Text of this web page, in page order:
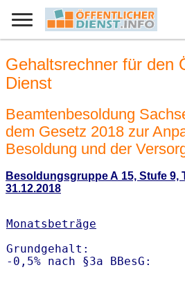
Gehaltsrechner für den
Dienst
Beamtenbesoldung
dem Gesetz 2018 zur
Besoldung und der
Besoldungsgruppe A 15, Stufe 9,
31.12.2018
Monatsbeträge
Grundgehalt:
-0,5% nach §3a BBesG: